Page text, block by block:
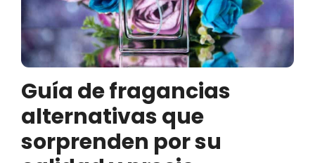
Guía de fragancias
alternativas que
sorprenden por su